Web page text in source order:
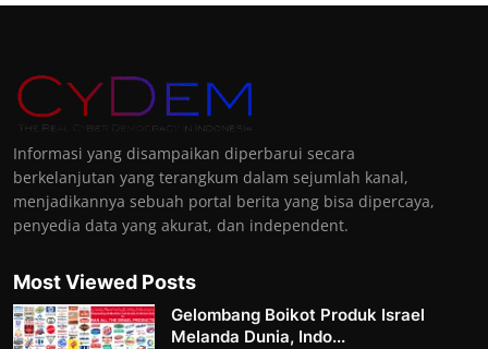
Informasi yang disampaikan diperbarui secara
berkelanjutan yang terangkum dalam sejumlah kanal,
menjadikannya sebuah portal berita yang bisa dipercaya,
penyedia data yang akurat, dan independent.
Most Viewed Posts
Gelombang Boikot Produk Israel
Melanda Dunia, Indo...